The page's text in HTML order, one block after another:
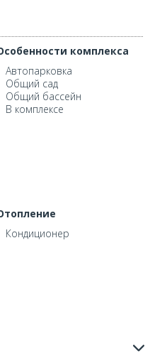
комплекса
Автопарковка
Общий сад
Общий бассейн
В комплексе
Кондиционер